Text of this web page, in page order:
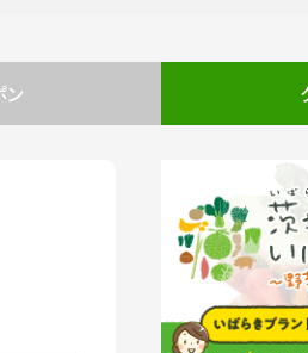
ン